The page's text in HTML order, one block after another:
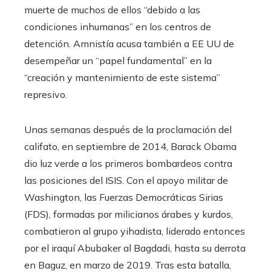
muerte de muchos de ellos “debido a las
condiciones inhumanas” en los centros de
detención. Amnistía acusa también a EE UU de
desempeñar un “papel fundamental” en la
“creación y mantenimiento de este sistema”
represivo.
Unas semanas después de la proclamación del
califato, en septiembre de 2014, Barack Obama
dio luz verde a los primeros bombardeos contra
las posiciones del ISIS. Con el apoyo militar de
Washington, las Fuerzas Democráticas Sirias
(FDS), formadas por milicianos árabes y kurdos,
combatieron al grupo yihadista, liderado entonces
por el iraquí Abubaker al Bagdadi, hasta su derrota
en Baguz, en marzo de 2019. Tras esta batalla,